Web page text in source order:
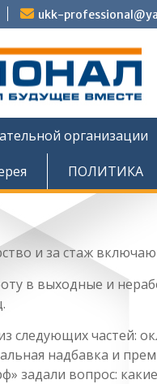
ukk-
организации
ПОЛИТИКА
и за стаж
в выходные и
следующих частей:
надбавка и
задали вопрос: